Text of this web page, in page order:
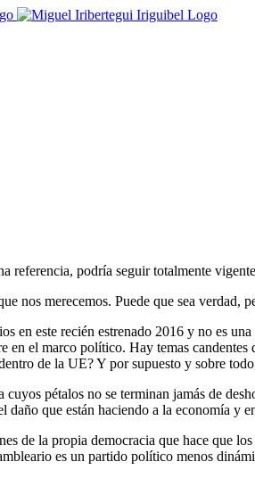
referencia, podría seguir totalmente
nos merecemos. Puede que sea verdad,
en este recién estrenado 2016 y no es
el marco político. Hay temas
de la UE? Y por supuesto y sobre
pétalos no se terminan jamás de
que están haciendo a la economía y
de la propia democracia que hace que
es un partido político menos